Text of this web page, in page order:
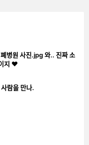
폐병원 사진.jpg 와.. 진짜 소
❤️
만나.